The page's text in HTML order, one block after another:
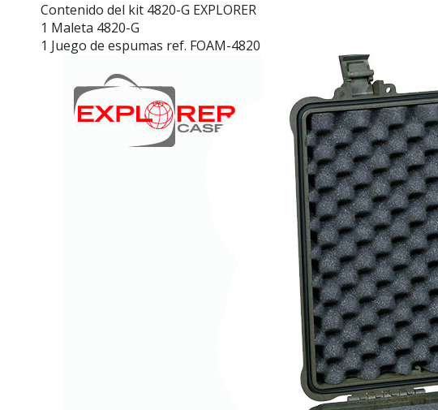
Contenido del kit 4820-G EXPLORER
1 Maleta 4820-G
1 Juego de espumas ref. FOAM-4820